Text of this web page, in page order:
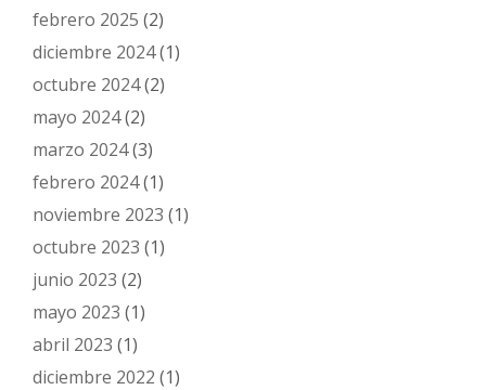
febrero 2025 (2)
diciembre 2024(1)
octubre 2024(2)
mayo 2024(2)
marzo 2024(3)
febrero 2024(1)
noviembre 2023 (1)
octubre 2023 (1)
junio 2023 (2)
mayo 2023 (1)
abril 2023 (1)
diciembre 2022 (1)